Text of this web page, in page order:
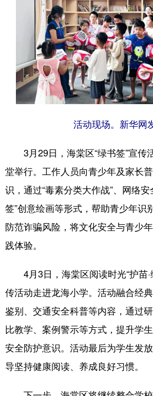
活动现场。新华网
3月29日，海棠区“绿书签”宣传
堂举行。工作人员向青少年及家长
识，通过“毒素分类大作战”、网络安
签”创意绘画等形式，帮助青少年识
防范诈骗风险，将文化安全与青少
践体验。
4月3日，海棠区阅读时光“护苗·
传活动走进龙海小学。活动融合经
鉴别、交通安全科普等内容，通过
比教学、案例警示等方式，提升学
安全防护意识。活动最后为学生发
导坚持健康阅读、养成良好习惯。